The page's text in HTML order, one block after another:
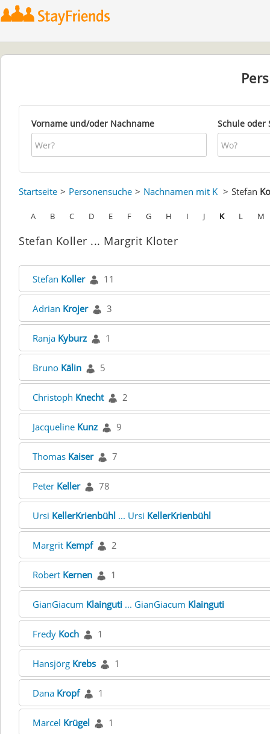
Vorname und/oder Nachname Schule oder
Startseite Personensuche Nachnamen mit K Stefan
A B C D E F G H I J K L M
Stefan Koller ... Margrit Kloter
Stefan Koller 11
Adrian Krojer 3
Ranja Kyburz 1
Bruno Kälin 5
Christoph Knecht 2
Jacqueline Kunz 9
Thomas Kaiser 7
Peter Keller 78
Ursi KellerKrienbühl ... Ursi KellerKrienbühl
Margrit Kempf 2
Robert Kernen 1
GianGiacum Klainguti ... GianGiacum Klainguti
Fredy Koch 1
Hansjörg Krebs 1
Dana Kropf 1
Marcel Krügel 1